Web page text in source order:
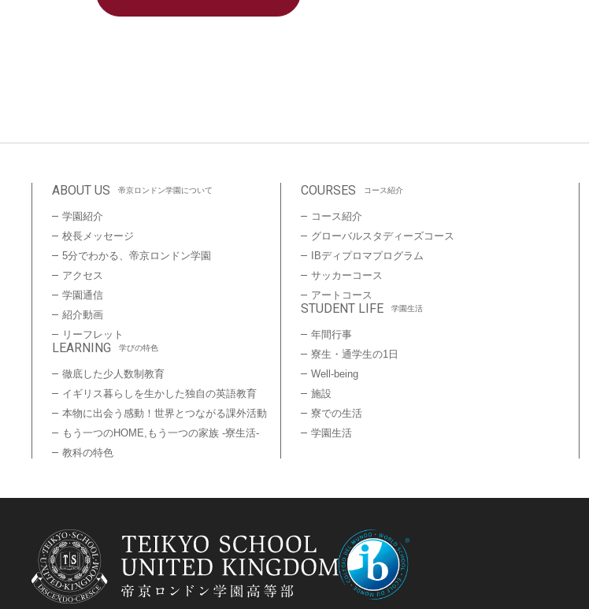
ABOUT US 帝京ロンドン学園について
学園紹介
校長メッセージ
5分でわかる、帝京ロンドン学園
アクセス
学園通信
紹介動画
リーフレット
LEARNING 学びの特色
徹底した少人数制教育
イギリス暮らしを生かした独自の英語教育
本物に出会う感動！世界とつながる課外活動
もう一つのHOME,もう一つの家族 -寮生活-
教科の特色
COURSES コース紹介
コース紹介
グローバルスタディーズコース
IBディプロマプログラム
サッカーコース
アートコース
STUDENT LIFE 学園生活
年間行事
寮生・通学生の1日
Well-being
施設
寮での生活
学園生活